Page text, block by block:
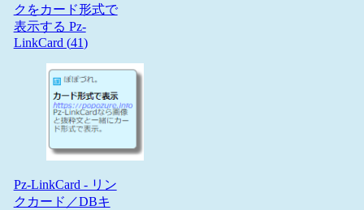
クをカード形式で
表示する Pz-
LinkCard (41)
Pz-LinkCard - リン
クカード／DBキ